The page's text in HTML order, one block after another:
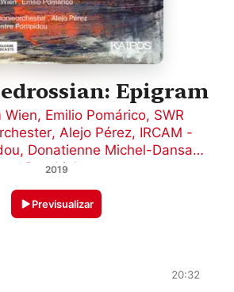
Epigram
Wien, Emilio Pomárico, SWR
, Alejo Pérez, IRCAM -
, Donatienne Michel-Dansac,
Duo Links
2019
Previsualizar
20:32